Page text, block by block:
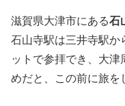
滋賀県大津市にある石
石山寺駅は三井寺駅か
ットで参拝でき、大
めだと、この前に旅を